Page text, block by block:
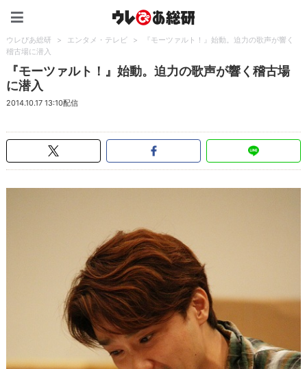
ウレぴあ総研 > エンタメ・テレビ >
『モーツァルト！』始動。迫力の歌声が響く
稽古場に潜入
『モーツァルト！』始動。迫力の歌声が響く稽古場
に潜入
2014.10.17 13:10配信